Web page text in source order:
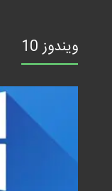
ویندوز 10